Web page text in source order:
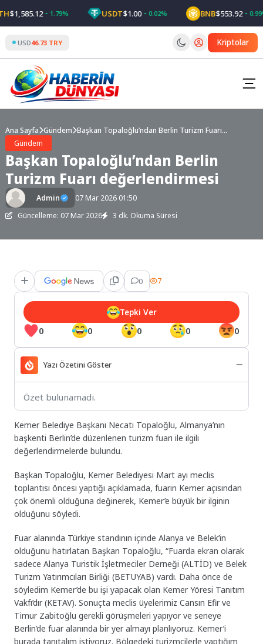
to
content
1.79% USDT$1.00 0.02% BNB$553.92 0.99%
USD46.73 TRY Kriptolar
Ana Sayfa Gündem Başkan Topaloğlu’ndan Berlin Turizm Fuarı
Gündem
Başkan Topaloğlu’ndan Berlin
Turizm Fuarı değerlendirmesi
Admin
07 Mar 2026 01:50
Güncelleme: 07 Mar 2026
3 dk. Okuma Süresi
0 7
0 0 0 0 0
Tepki Ver
Yazı Özetini Göster
Özet bulunamadı.
Kemer Belediye Başkanı Necati Topaloğlu, Almanya’nın
başkenti Berlin’de düzenlenen turizm fuarı ile ilgili
değerlendirmelerde bulundu.
Başkan Topaloğlu, Kemer Belediyesi Mart ayı meclis
toplantısı öncesi yaptığı açıklamada, fuarın Kemer açısından
çok önemli olduğuna değinerek, Kemer’e büyük bir ilginin
olduğunu söyledi.
Fuar alanında Türkiye standının içinde Alanya ve Belek’in
olduğunu hatırlatan Başkan Topaloğlu, “Fuarda ekran olarak
sadece Alanya Turistik İşletmeciler Derneği (ALTİD) ve Belek
Turizm Yatırımcıları Birliği (BETUYAB) vardı. Daha önce de
söyledim Kemer’de bu işi yapacak olan Kemer Yöresi Tanıtım
Vakfı’dır (KETAV). Sonuçta meclis üyelerimiz Cansın Efir ve
Timur Zabitoğlu gerekli görüşmeleri yapıyor ve seneye
Berlin’de fuar alanında bir yer almayı planlıyoruz. Kemer’i
burada tanıtalım istiyoruz. Bölgedeki turizmcilerle yaptığım